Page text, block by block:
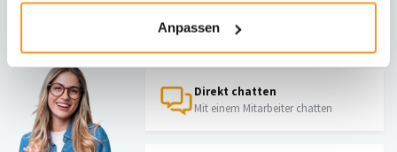
AnpassenInformationen zur Rücksendung
Direkt chatten
Mit einem Mitarbeiter chatten